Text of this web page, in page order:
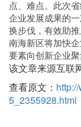
点、难点。此次
企业发展成果的
换步伐，有效助
南海新区将加快
要素向创新企业
该文章来源互联
查看原文：
5_2355928.html